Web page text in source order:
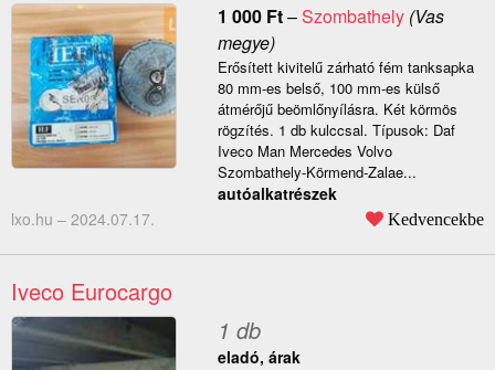
1 000 Ft–Szombathely(Vas
megye)
Erősített kivitelű zárható fém tanksapka
80 mm-es belső, 100 mm-es külső
átmérőjű beömlőnyílásra. Két körmös
rögzítés. 1 db kulccsal. Típusok: Daf
Iveco Man Mercedes Volvo
Szombathely-Körmend-Zalae...
autóalkatrészek
lxo.hu – 2024.07.17. Kedvencekbe
Iveco Eurocargo
1 db
eladó, árak